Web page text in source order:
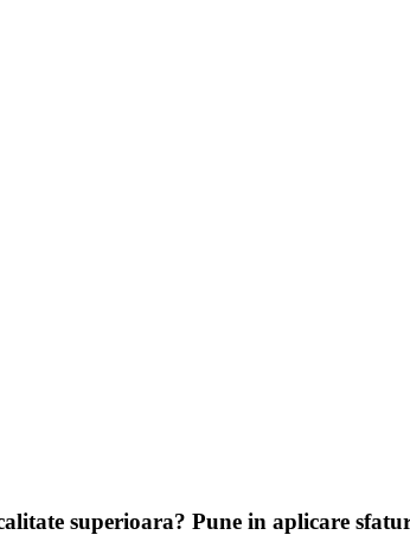
superioara? Pune in aplicare